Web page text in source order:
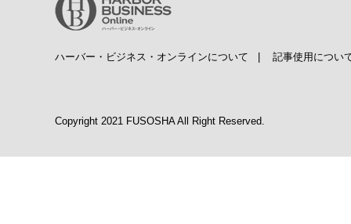
ハーバー・ビジネス・オンラインについて 記事使用につい
Copyright 2021 FUSOSHA All Right Reserved.